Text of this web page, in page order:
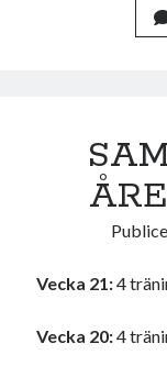
Vecka 21:4
Vecka 20:4